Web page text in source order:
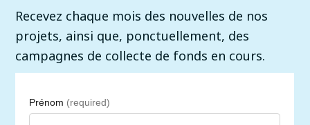
Recevez chaque mois des nouvelles de nos
projets, ainsi que, ponctuellement, des
campagnes de collecte de fonds en cours.